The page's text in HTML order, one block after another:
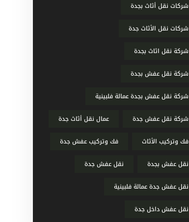
شركات نقل أثاث بجدة
شركات نقل الأثاث جدة
شركة نقل اثاث بجدة
شركة نقل عفش بجدة
شركة نقل عفش بجدة عمالة فلبينية
شركة نقل عفش جدة عمال نقل أثاث جدة
فك وتركيب الأثاث فك وتركيب عفش جدة
نقل عفش بجدة نقل عفش جدة
نقل عفش جدة عمالة فلبينية
نقل عفش داخل جدة